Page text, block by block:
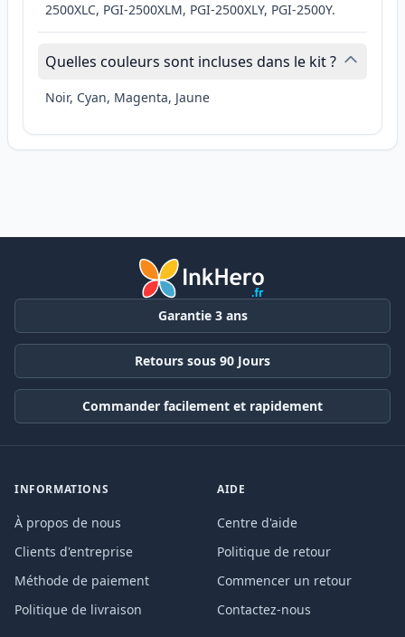
2500XLC, PGI-2500XLM, PGI-2500XLY, PGI-2500Y.
Quelles couleurs sont incluses dans le kit ?
Noir, Cyan, Magenta, Jaune
Garantie 3 ans
Retours sous 90 Jours
Commander facilement et rapidement
INFORMATIONS
À propos de nous
Clients d'entreprise
Méthode de paiement
Politique de livraison
AIDE
Centre d'aide
Politique de retour
Commencer un retour
Contactez-nous